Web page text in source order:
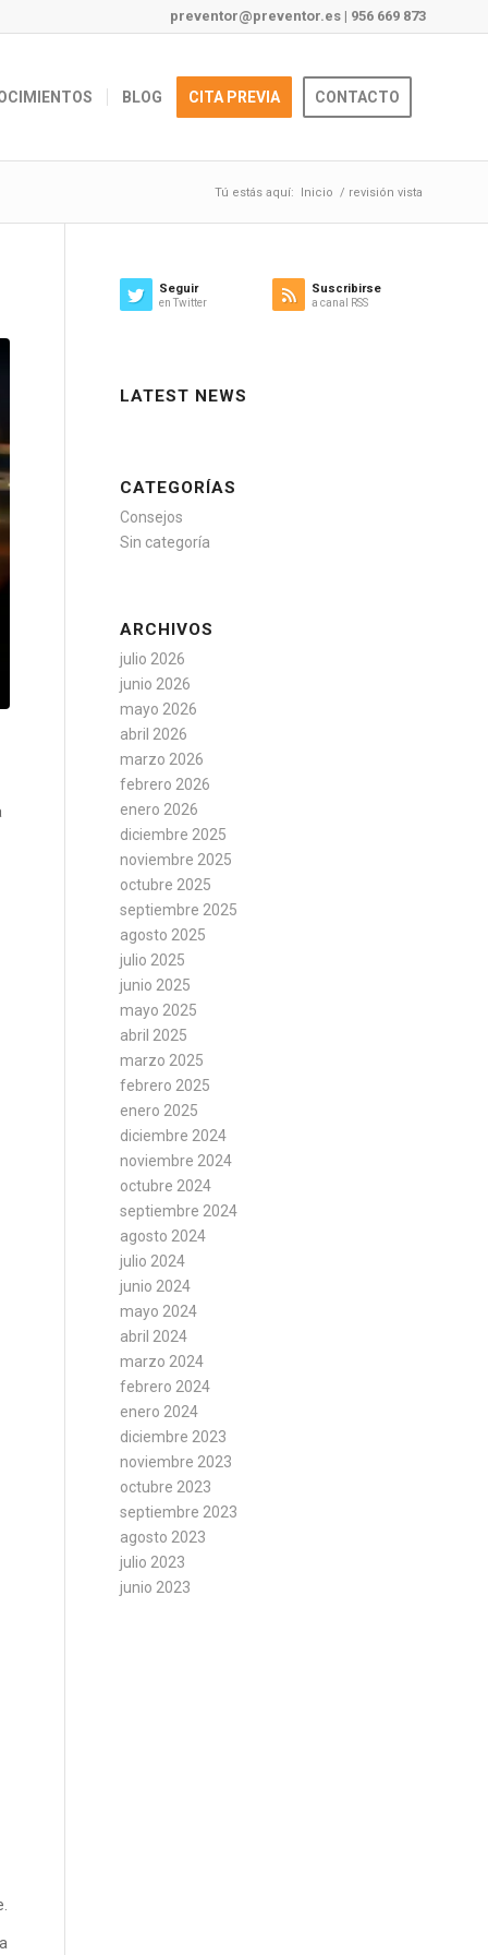
preventor@preventor.es | 956 669 873
BLOG CITA PREVIA CONTACTO
Tú estás aquí: Inicio / revisión vista
Seguir
en Twitter
Suscribirse
a canal RSS
LATEST NEWS
CATEGORÍAS
Consejos
Sin categoría
ARCHIVOS
julio 2026
junio 2026
mayo 2026
abril 2026
marzo 2026
febrero 2026
enero 2026
diciembre 2025
noviembre 2025
octubre 2025
septiembre 2025
agosto 2025
julio 2025
junio 2025
mayo 2025
abril 2025
marzo 2025
febrero 2025
enero 2025
diciembre 2024
noviembre 2024
octubre 2024
septiembre 2024
agosto 2024
julio 2024
junio 2024
mayo 2024
abril 2024
marzo 2024
febrero 2024
enero 2024
diciembre 2023
noviembre 2023
octubre 2023
septiembre 2023
agosto 2023
julio 2023
junio 2023